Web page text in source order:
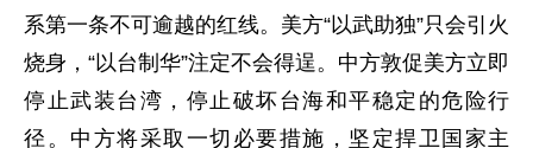
系第一条不可逾越的红线。美方“以武助独”只会引火
烧身，“以台制华”注定不会得逞。中方敦促美方立即
停止武装台湾，停止破坏台海和平稳定的危险行
径。中方将采取一切必要措施，坚定捍卫国家主